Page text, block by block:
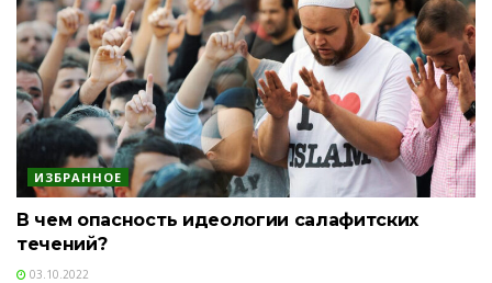
ИЗБРАННОЕ
В чем опасность идеологии салафитских
течений?
03.10.2022